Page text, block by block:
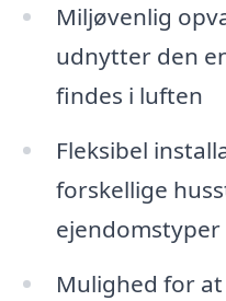
Miljøvenlig
udnytter den
findes i luften
Fleksibel
forskellige
ejendomstyper
Mulighed for